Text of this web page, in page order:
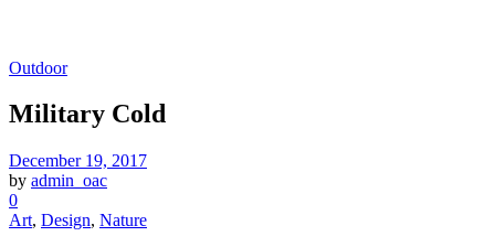
Outdoor
Military Cold
December 19, 2017
by admin_oac
0
Art, Design, Nature